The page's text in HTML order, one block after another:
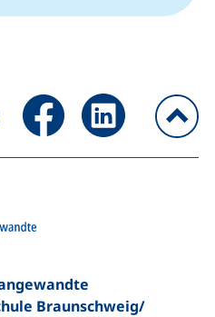
Seite über Facebook teilen
Seite über
Braunschweig/​